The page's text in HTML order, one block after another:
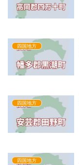
四国地方
四国地方
四国地方